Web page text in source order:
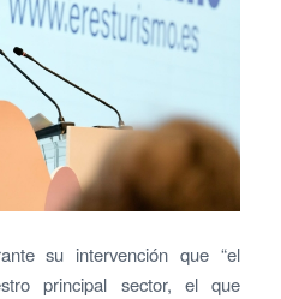
su intervención que “el
principal sector, el que